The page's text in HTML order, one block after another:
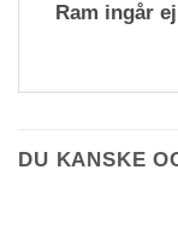
Ram ingår
DU KANSKE